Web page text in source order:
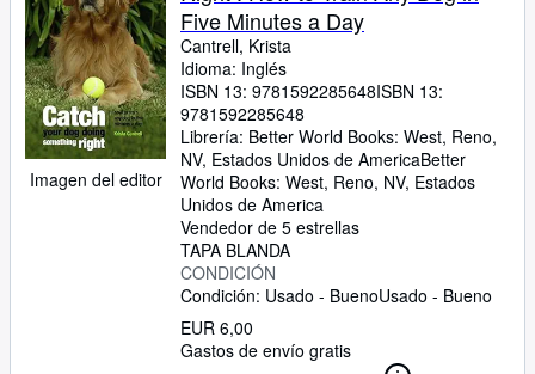
Imagen del editor
Five Minutes a Day
Cantrell, Krista
Idioma: Inglés
ISBN 13: 9781592285648ISBN 13:
9781592285648
Librería: Better World Books: West, Reno,
NV, Estados Unidos de AmericaBetter
World Books: West, Reno, NV, Estados
Unidos de America
Vendedor de 5 estrellas
TAPA BLANDA
CONDICIÓN
Condición: Usado - BuenoUsado - Bueno
EUR 6,00
Gastos de envío gratis